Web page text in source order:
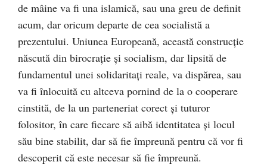
de mâine va fi una islamică, sau una greu de definit
acum, dar oricum departe de cea socialistă a
prezentului. Uniunea Europeană, această construcţie
născută din birocraţie şi socialism, dar lipsită de
fundamentul unei solidaritaţi reale, va dispărea, sau
va fi înlocuită cu altceva pornind de la o cooperare
cinstită, de la un parteneriat corect şi tuturor
folositor, în care fiecare să aibă identitatea şi locul
său bine stabilit, dar să fie împreună pentru că vor fi
descoperit că este necesar să fie împreună.